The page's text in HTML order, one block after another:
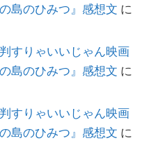
島のひみつ』感想文 に
すりゃいいじゃん映画
島のひみつ』感想文 に
すりゃいいじゃん映画
島のひみつ』感想文 に